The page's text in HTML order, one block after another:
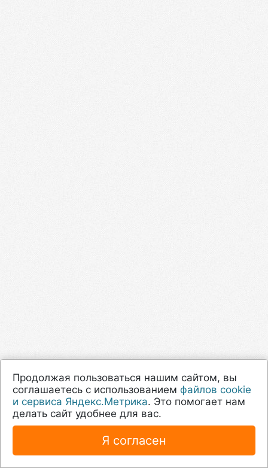
Продолжая пользоваться нашим сайтом, вы
соглашаетесь с использованием файлов cookie
и сервиса Яндекс.Метрика. Это помогает нам
делать сайт удобнее для вас.
Я согласен